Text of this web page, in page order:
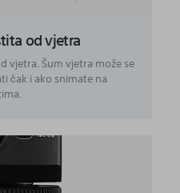
od vjetra
vjetra. Šum vjetra može se
čak i ako snimate na